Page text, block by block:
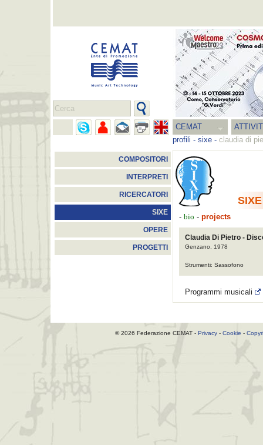
CEMAT
profili - sixe - claudia di
COMPOSITORI
INTERPRETI
RICERCATORI
SIXE
OPERE
PROGETTI
SIXE
- bio - projects
Claudia Di Pietro -
Genzano, 1978
Strumenti: Sassofono
Programmi musicali
© 2026 Federazione CEMAT - Privacy- Cookie -